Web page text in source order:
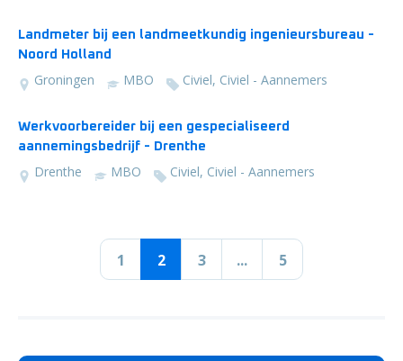
Landmeter bij een landmeetkundig ingenieursbureau -
Noord Holland
Groningen MBO Civiel, Civiel - Aannemers
Werkvoorbereider bij een gespecialiseerd
aannemingsbedrijf - Drenthe
Drenthe MBO Civiel, Civiel - Aannemers
1 2 3 ... 5